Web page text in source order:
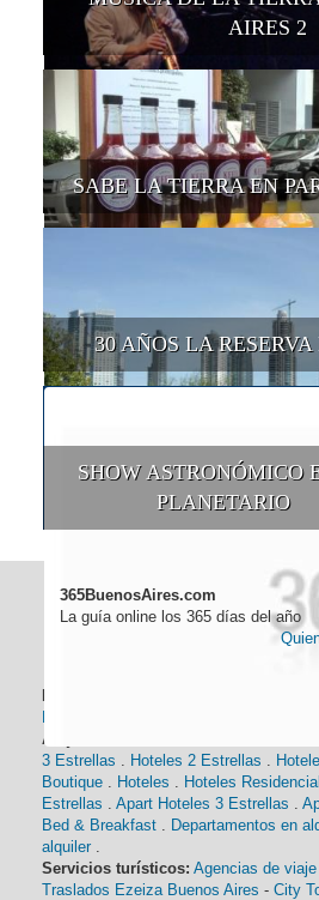
AIRES 2
SABE LA TIERRA EN
30 AÑOS LA
SHOW ASTRONÓMICO
PLANETARIO
365BuenosAires.com
La guía online los 365 días del año
Alojamiento:
3 Estrellas . Hoteles 2 Estrellas .
Boutique . Hoteles . Hoteles
Estrellas . Apart Hoteles 3 Estrellas .
Bed & Breakfast . Departamentos en
alquiler .
Servicios turísticos: Agencias de viaje
Traslados Ezeiza Buenos Aires - City